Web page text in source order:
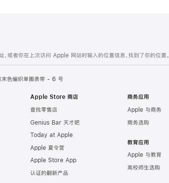
或者你在上次访问 Apple 网站时输入的位置信息，找到了你的位置。
色编织单圈表带 - 6 号
Apple Store 商店
查找零售店
Genius Bar 天才吧
Today at Apple
Apple 夏令营
Apple Store App
认证的翻新产品
商务应用
Apple 与商务
商务选购
教育应用
Apple 与教育
高校师生选购